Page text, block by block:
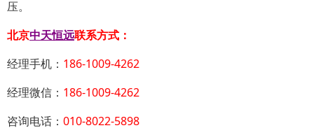
压。
北京中天恒远联系方式：
经理手机： 186-1009-4262
经理微信： 186-1009-4262
咨询电话： 010-8022-5898